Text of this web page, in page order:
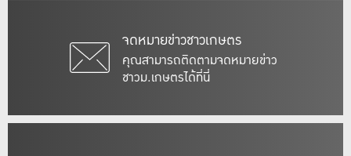
จดหมายข่าวชาวเกษตร
คุณสามารถติดตามจดหมายข่าว
ชาวม.เกษตรได้ที่นี่